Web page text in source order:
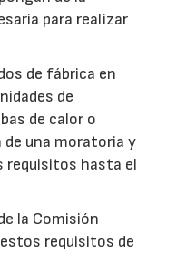
para realizar
de fábrica en
de
de calor o
una moratoria y
requisitos hasta el
la Comisión
requisitos de